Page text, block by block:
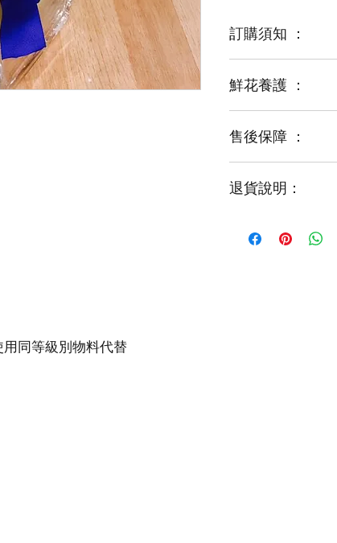
訂購須知 ：
鮮花是季節性商品
花藝師會以同等級
鮮花養護 ：
每一束花都需要保養
售後保障 ：
免費提供鮮花養護查
退貨說明：
如收到的商品出現